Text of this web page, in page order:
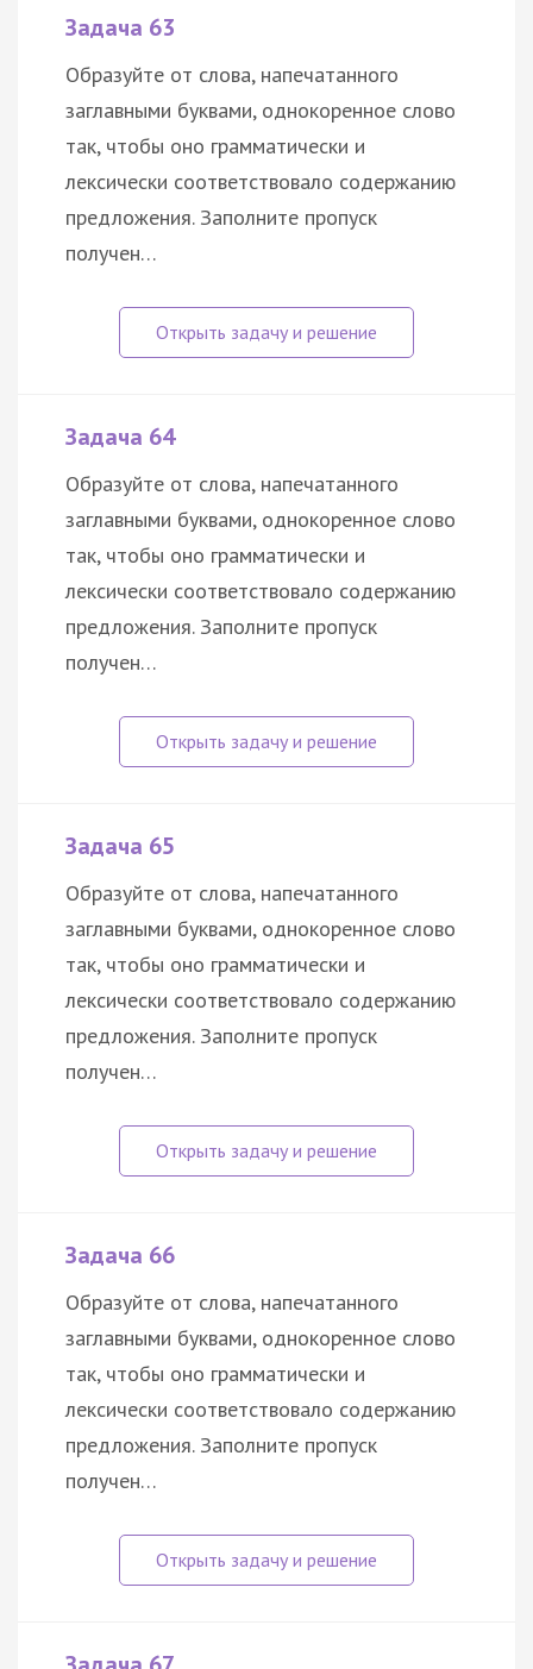
Задача 63
Образуйте от слова, напечатанного
заглавными буквами, однокоренное слово
так, чтобы оно грамматически и
лексически соответствовало содержанию
предложения. Заполните пропуск
получен…
Задача 64
Образуйте от слова, напечатанного
заглавными буквами, однокоренное слово
так, чтобы оно грамматически и
лексически соответствовало содержанию
предложения. Заполните пропуск
получен…
Задача 65
Образуйте от слова, напечатанного
заглавными буквами, однокоренное слово
так, чтобы оно грамматически и
лексически соответствовало содержанию
предложения. Заполните пропуск
получен…
Задача 66
Образуйте от слова, напечатанного
заглавными буквами, однокоренное слово
так, чтобы оно грамматически и
лексически соответствовало содержанию
предложения. Заполните пропуск
получен…